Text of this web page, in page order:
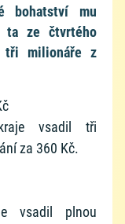
bohatství mu
ta ze čtvrtého
tři milionáře z
vsadil tři
za 360 Kč.
vsadil plnou